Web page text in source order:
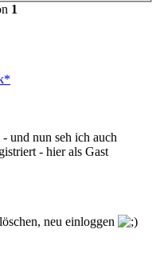
1
- und nun seh ich auch
- hier als Gast
neu einloggen